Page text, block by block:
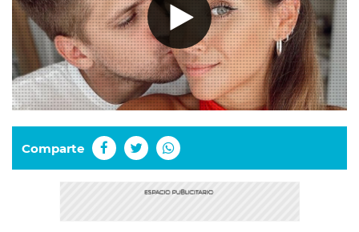
Comparte